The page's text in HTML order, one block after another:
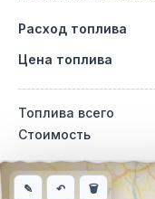
Расход топлива
Цена топлива
Топлива всего
Стоимость
Интерактивная карта
✎ ↶ 🗑